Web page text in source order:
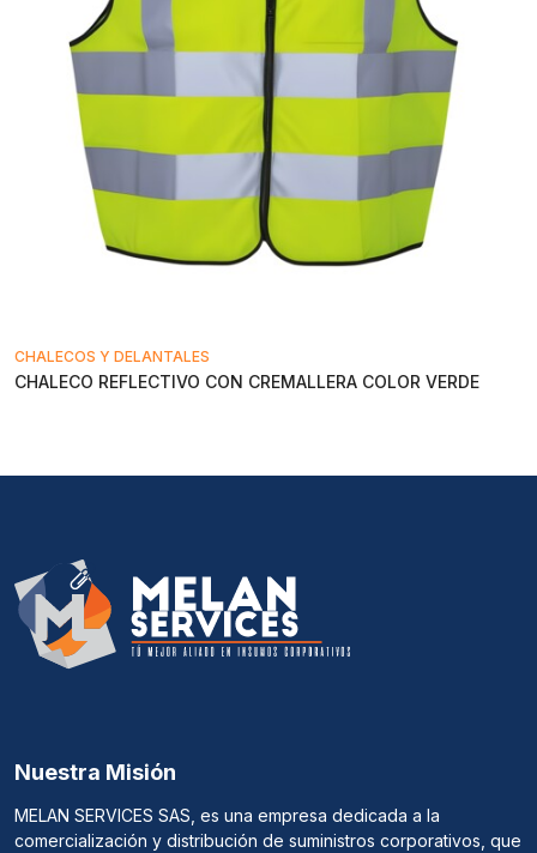
CHALECOS Y DELANTALES
CHALECO REFLECTIVO CON CREMALLERA COLOR VERDE
Nuestra Misión
MELAN SERVICES SAS, es una empresa dedicada a la
comercialización y distribución de suministros corporativos, que